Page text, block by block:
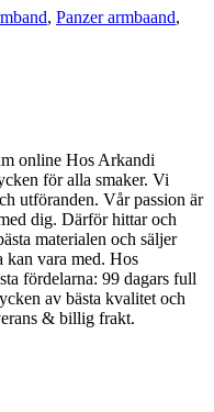
, Panzer armbaand,
online Hos Arkandi
för alla smaker. Vi
utföranden. Vår passion är
dig. Därför hittar och
materialen och säljer
kan vara med. Hos
fördelarna: 99 dagars full
av bästa kvalitet och
& billig frakt.